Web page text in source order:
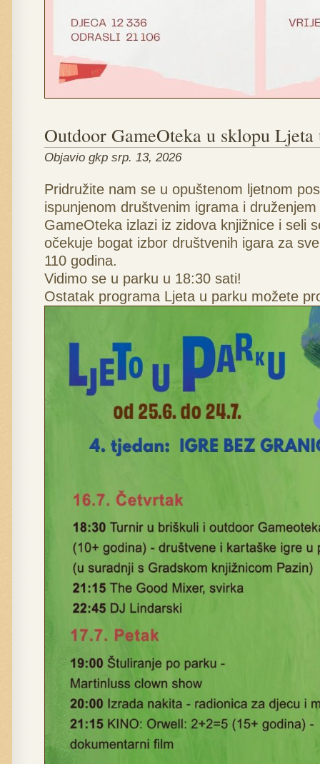
Outdoor GameOteka u sklopu
Objavio gkp srp. 13, 2026
Pridružite nam se u opuštenom ljetnom
ispunjenom društvenim igrama i
GameOteka izlazi iz zidova knjižnice i seli
očekuje bogat izbor društvenih igara za
110 godina.
Vidimo se u parku u 18:30 sati!
Ostatak programa Ljeta u parku možete